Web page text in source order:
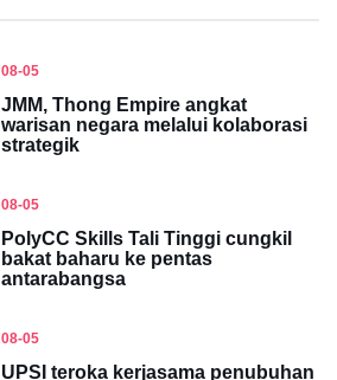
08-05
JMM, Thong Empire angkat
warisan negara melalui kolaborasi
strategik
08-05
PolyCC Skills Tali Tinggi cungkil
bakat baharu ke pentas
antarabangsa
08-05
UPSI teroka kerjasama penubuhan